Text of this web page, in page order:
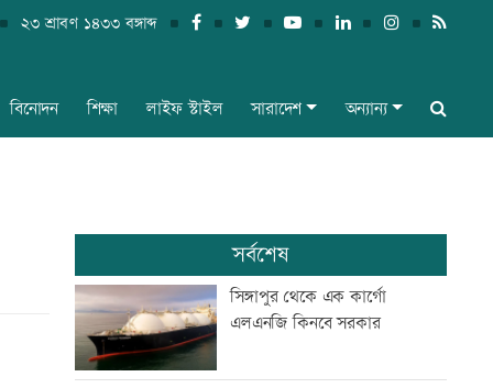
২৩ শ্রাবণ ১৪৩৩ বঙ্গাব্দ
বিনোদন শিক্ষা লাইফ স্টাইল সারাদেশ অন্যান্য
সর্বশেষ
সিঙ্গাপুর থেকে এক কার্গো
এলএনজি কিনবে সরকার